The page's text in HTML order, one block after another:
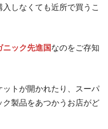
しなくても近所で買うこ
ニック先進国なのをご存知
トが開かれたり、スーパ
製品をあつかうお店がど